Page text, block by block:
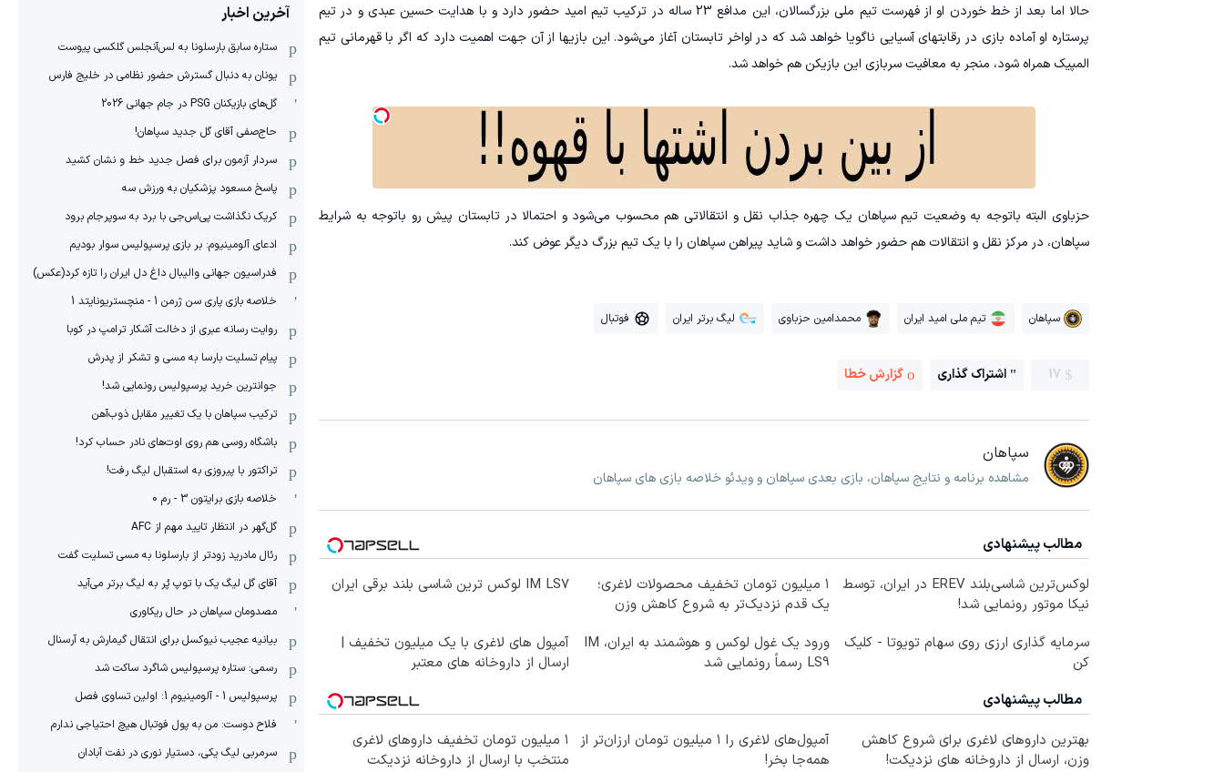
حالا اما بعد از خط خوردن او از فهرست تیم ملی بزرگسالان، این مدافع 23 ساله در ترکیب تیم امید حضور دارد و با هدایت حسین عبدی و در تیم
پرستاره او آماده بازی در رقابتهای آسیایی ناگویا خواهد شد که در اواخر تابستان آغاز می‌شود. این بازیها از آن جهت اهمیت دارد که اگر با قهرمانی تیم
المپیک همراه شود، منجر به معافیت سربازی این بازیکن هم خواهد شد.
حزباوی البته باتوجه به وضعیت تیم سپاهان یک چهره جذاب نقل و انتقالاتی هم محسوب می‌شود و احتمالا در تابستان پیش رو باتوجه به شرایط
سپاهان، در مرکز نقل و انتقالات هم حضور خواهد داشت و شاید پیراهن سپاهان را با یک تیم بزرگ دیگر عوض کند.
سپاهان تیم ملی امید ایران محمدامین حزباوی لیگ برتر ایران فوتبال
17 اشتراک گذاری گزارش خطا
سپاهان
مشاهده برنامه و نتایج سپاهان، بازی بعدی سپاهان و ویدئو خلاصه بازی های سپاهان
مطالب پیشنهادی
لوکس‌ترین شاسی‌بلند EREV در ایران، توسط
نیکا موتور رونمایی شد!
۱ میلیون تومان تخفیف محصولات لاغری؛
یک قدم نزدیک‌تر به شروع کاهش وزن
IM LS7 لوکس ترین شاسی بلند برقی ایران
سرمایه گذاری ارزی روی سهام تویوتا - کلیک
کن
ورود یک غول لوکس و هوشمند به ایران، IM
LS9 رسماً رونمایی شد
آمپول های لاغری با یک میلیون تخفیف |
ارسال از داروخانه های معتبر
مطالب پیشنهادی
بهترین داروهای لاغری برای شروع کاهش
وزن، ارسال از داروخانه های نزدیکت!
آمپول‌های لاغری را ۱ میلیون تومان ارزان‌تر از
همه‌جا بخر!
۱ میلیون تومان تخفیف داروهای لاغری
منتخب با ارسال از داروخانه نزدیکت
آخرین اخبار
ستاره سابق بارسلونا به لس‌آنجلس گلکسی پیوست
یونان به دنبال گسترش حضور نظامی در خلیج فارس
گل‌های بازیکنان PSG در جام جهانی 2026
حاج‌صفی آقای گل جدید سپاهان!
سردار آزمون برای فصل جدید خط و نشان کشید
پاسخ مسعود پزشکیان به ورزش سه
کریک نگذاشت پی‌اس‌جی با برد به سوپرجام برود
ادعای آلومینیوم: بر بازی پرسپولیس سوار بودیم
فدراسیون جهانی والیبال داغ دل ایران را تازه کرد(عکس)
خلاصه بازی پاری سن ژرمن 1 - منچستریونایتد 1
روایت رسانه عبری از دخالت آشکار ترامپ در کوبا
پیام تسلیت بارسا به مسی و تشکر از پدرش
جوانترین خرید پرسپولیس رونمایی شد!
ترکیب سپاهان با یک تغییر مقابل ذوب‌آهن
باشگاه روسی هم روی اوت‌های نادر حساب کرد!
تراکتور با پیروزی به استقبال لیگ رفت!
خلاصه بازی برایتون 3 - رم 0
گل‌گهر در انتظار تایید مهم از ‌AFC
رئال مادرید زودتر از بارسلونا به مسی تسلیت گفت
آقای گل لیگ یک با توپ پُر به لیگ برتر می‌آید
مصدومان سپاهان در حال ریکاوری
بیانیه عجیب نیوکسل برای انتقال گیمارش به آرسنال
رسمی: ستاره پرسپولیس شاگرد ساکت شد
پرسپولیس 1 - آلومینیوم 1: اولین تساوی فصل
فلاح دوست: من به پول فوتبال هیچ احتیاجی ندارم
سرمربی لیگ یکی، دستیار نوری در نفت آبادان